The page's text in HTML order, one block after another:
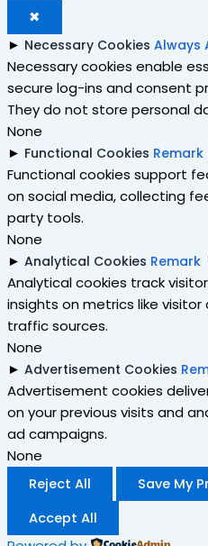
✖
► Necessary Cookies Always
Necessary cookies enable
secure log-ins and consent
They do not store personal
None
► Functional Cookies Remark
Functional cookies support
on social media, collecting
party tools.
None
► Analytical Cookies Remark
Analytical cookies track
insights on metrics like
traffic sources.
None
► Advertisement Cookies
Advertisement cookies
on your previous visits and
ad campaigns.
None
Reject All
Save My
Accept All